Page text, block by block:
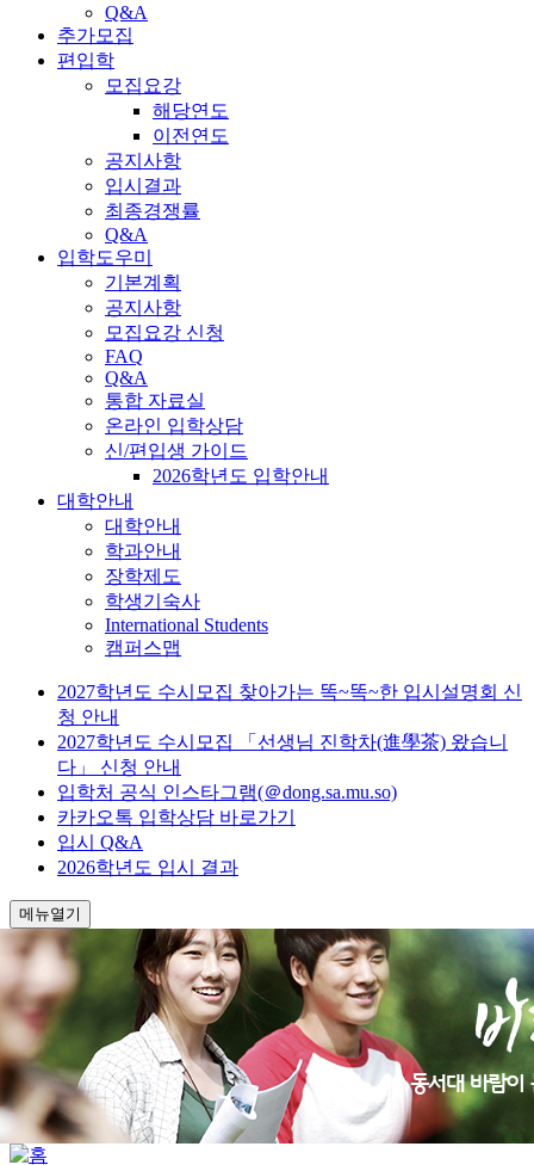
Q&A
추가모집
편입학
모집요강
해당연도
이전연도
공지사항
입시결과
최종경쟁률
Q&A
입학도우미
기본계획
공지사항
모집요강 신청
FAQ
Q&A
통합 자료실
온라인 입학상담
신/편입생 가이드
2026학년도 입학안내
대학안내
대학안내
학과안내
장학제도
학생기숙사
International Students
캠퍼스맵
2027학년도 수시모집 찾아가는 똑~똑~한 입시설명회 신
청 안내
2027학년도 수시모집 「선생님 진학차(進學茶) 왔습니
다」 신청 안내
입학처 공식 인스타그램(＠dong.sa.mu.so)
카카오톡 입학상담 바로가기
입시 Q&A
2026학년도 입시 결과
메뉴열기